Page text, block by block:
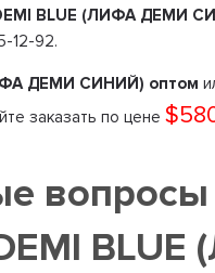
BLUE (ЛИФА ДЕМИ
12-92.
ДЕМИ СИНИЙ) оптом
заказать по цене
вопросы